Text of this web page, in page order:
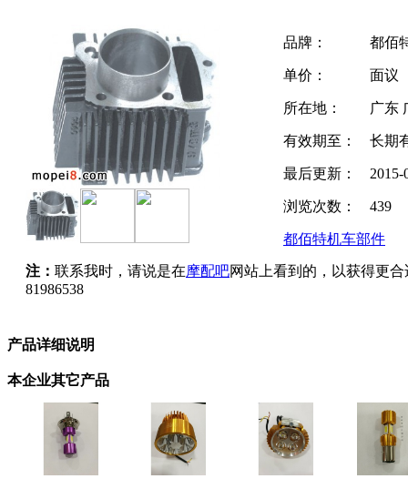
品牌： 都佰
单价： 面议
所在地： 广东
有效期至： 长期
最后更新： 2015-
浏览次数： 439
都佰特机车部件
注： 联系我时，请说是在摩配吧网站上看到的，以获得更
81986538
产品详细说明
本企业其它产品